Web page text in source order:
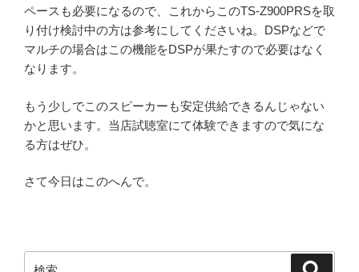
ペースも必要になるので、これからこのTS-Z900PRSを取
り付け検討中の方は参考にしてくださいね。DSPなどで
マルチの場合はこの機能をDSPが果たすので必要はなく
なります。
もう少しでこのスピーカーも安定供給できるんじゃない
かと思います。当店試聴室にて体験できますので気にな
る方はぜひ。
さて今日はこのへんで。